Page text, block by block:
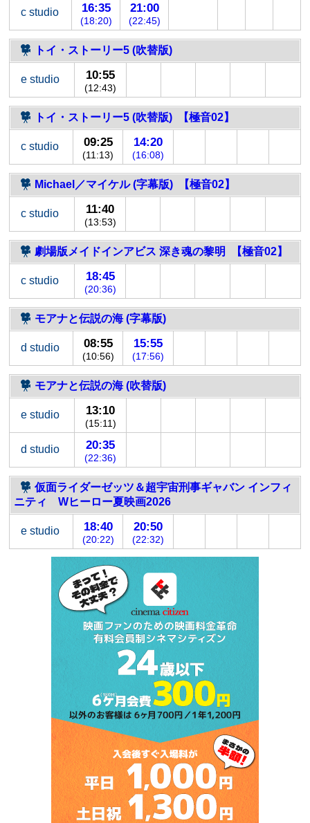
c studio 16:35
(18:20)
21:00
(22:45)
トイ・ストーリー5 (吹替版)
e studio 10:55
(12:43)
トイ・ストーリー5 (吹替版) 【極音02】
c studio 09:25
(11:13)
14:20
(16:08)
Michael／マイケル (字幕版) 【極音02】
c studio 11:40
(13:53)
劇場版メイドインアビス 深き魂の黎明 【極音02】
c studio 18:45
(20:36)
モアナと伝説の海 (字幕版)
d studio 08:55
(10:56)
15:55
(17:56)
モアナと伝説の海 (吹替版)
e studio 13:10
(15:11)
d studio 20:35
(22:36)
仮面ライダーゼッツ＆超宇宙刑事ギャバン インフィ
ニティ Wヒーロー夏映画2026
e studio 18:40
(20:22)
20:50
(22:32)